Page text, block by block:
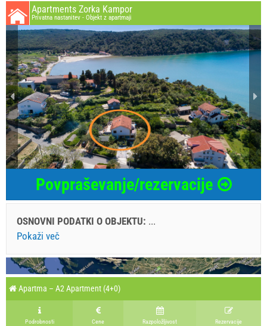
Apartments Zorka Kampor
Privatna nastanitev - Objekt z apartmaji
Povpraševanje/rezervacije
OSNOVNI PODATKI O OBJEKTU: ...
Pokaži več
Apartma – A2 Apartment (4+0)
Podrobnosti Cene Razpoložljivost Rezervacije